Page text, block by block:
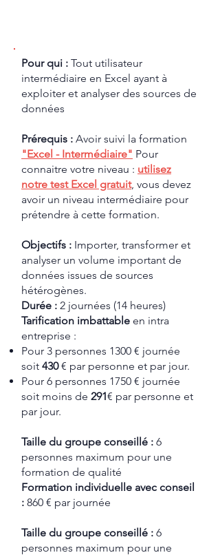
Pour qui : Tout utilisateur
intermédiaire en Excel ayant à
exploiter et analyser des sources de
données
Prérequis : Avoir suivi la formation
"Excel - Intermédiaire" Pour
connaitre votre niveau : utilisez
notre test Excel gratuit, vous devez
avoir un niveau intermédiaire pour
prétendre à cette formation.
Objectifs : Importer, transformer et
analyser un volume important de
données issues de sources
hétérogènes.
Durée : 2 journées (14 heures)
Tarification imbattable en intra
entreprise :
Pour 3 personnes 1300 € journée
soit 430€ par personne et par jour.
Pour 6 personnes 1750 € journée
soit moins de 291€ par personne et
par jour.
Taille du groupe conseillé : 6
personnes maximum pour une
formation de qualité
Formation individuelle avec conseil
: 860 € par journée
Taille du groupe conseillé : 6
personnes maximum pour une